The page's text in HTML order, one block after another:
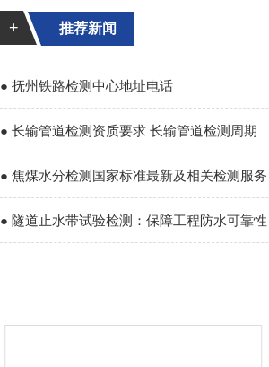
+ 推荐新闻
● 抚州铁路检测中心地址电话
● 长输管道检测资质要求 长输管道检测周期
● 焦煤水分检测国家标准最新及相关检测服务
● 隧道止水带试验检测：保障工程防水可靠性